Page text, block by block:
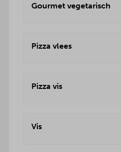
Gourmet vegetarisch
Pizza vlees
Pizza vis
Vis